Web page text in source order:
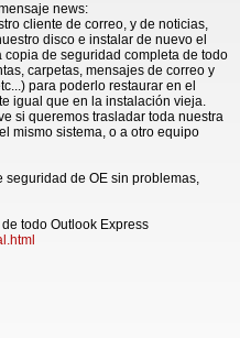
news:
cliente de correo, y de noticias,
disco e instalar de nuevo el
de seguridad completa de todo
carpetas, mensajes de correo y
para poderlo restaurar en el
igual que en la instalación vieja.
si queremos trasladar toda nuestra
mismo sistema, o a otro equipo
seguridad de OE sin problemas,
todo Outlook Express